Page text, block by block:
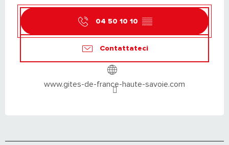
04 50 10 10 ▒▒
Contattateci
www.gites-de-france-haute-savoie.com